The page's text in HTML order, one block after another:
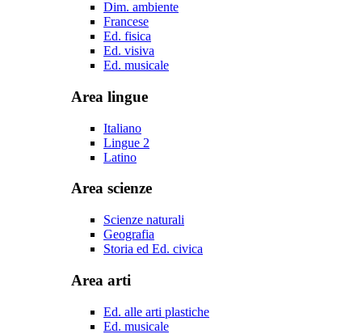
Dim. ambiente
Francese
Ed. fisica
Ed. visiva
Ed. musicale
Area lingue
Italiano
Lingue 2
Latino
Area scienze
Scienze naturali
Geografia
Storia ed Ed. civica
Area arti
Ed. alle arti plastiche
Ed. musicale